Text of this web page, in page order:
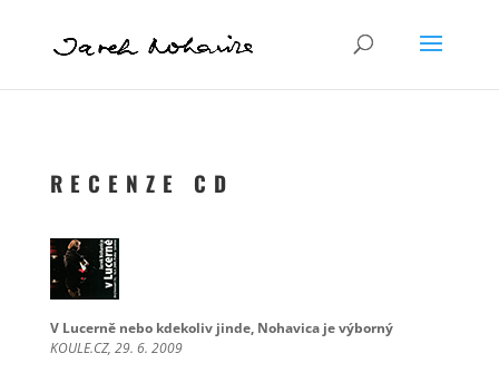
R E C E N Z E C D
V Lucerně nebo kdekoliv jinde, Nohavica je výborný
KOULE.CZ, 29. 6. 2009